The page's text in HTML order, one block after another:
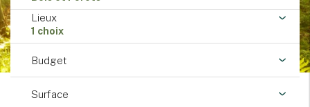
Lieux
1 choix
Budget
Surface